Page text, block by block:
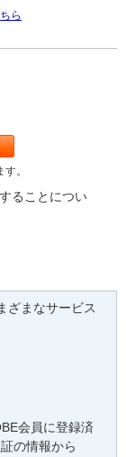
ら
。
ることについ
ざまなサービス
会員に登録済
の情報から